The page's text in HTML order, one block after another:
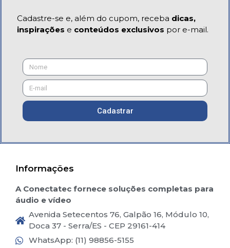
Cadastre-se e, além do cupom, receba dicas,
inspirações e conteúdos exclusivos por e-mail.
Cadastrar
Informações
A Conectatec fornece soluções completas para
áudio e vídeo
Avenida Setecentos 76, Galpão 16, Módulo 10,
Doca 37 - Serra/ES - CEP 29161-414
WhatsApp: (11) 98856-5155